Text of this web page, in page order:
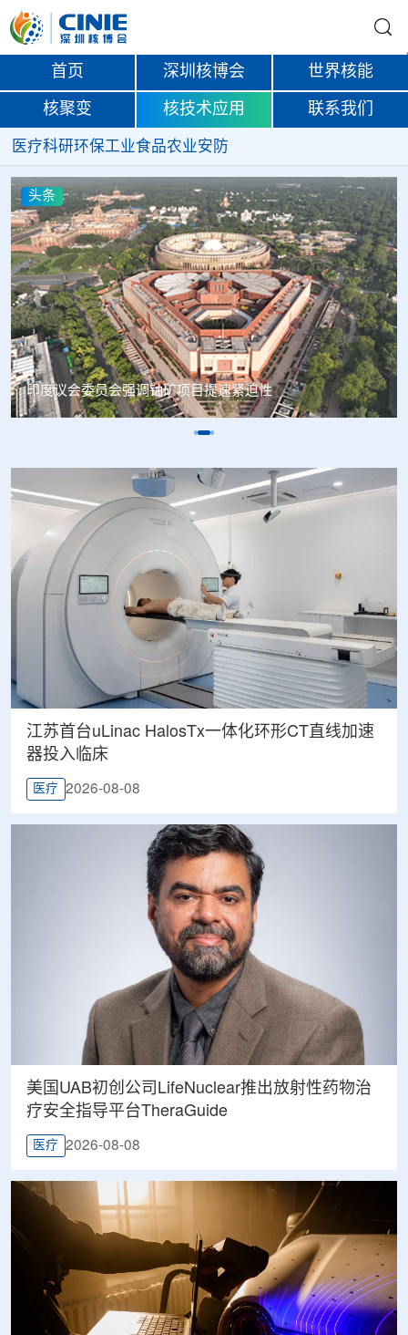
首页 深圳核博会 世界核能
核聚变 核技术应用 联系我们
医疗科研环保工业食品农业安防
头条
中核辐智正式设立 中国同辐持股90%打通核医疗全产业链
江苏首台uLinac HalosTx一体化环形CT直线加速
器投入临床
医疗 2026-08-08
美国UAB初创公司LifeNuclear推出放射性药物治
疗安全指导平台TheraGuide
医疗 2026-08-08